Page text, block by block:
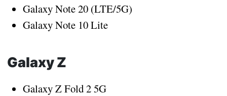
Galaxy Note 20 (LTE/5G)
Galaxy Note 10 Lite
Galaxy Z
Galaxy Z Fold 2 5G